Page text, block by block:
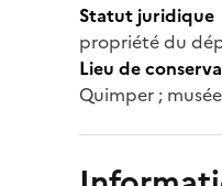
Statut juridique
propriété du
Lieu de
Quimper ;